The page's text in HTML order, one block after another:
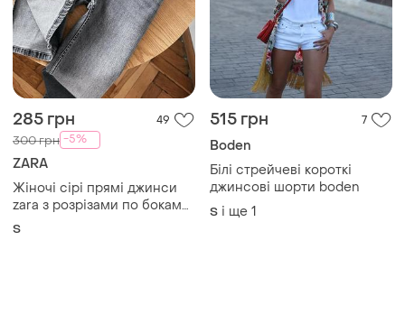
285 грн 49
300 грн -5%
ZARA
Жіночі сірі прямі джинси
zara з розрізами по бокам
та рваностями висока
посадка 36 s
S
515 грн
Boden
Білі стрейчеві короткі
джинсові шорти boden
і ще 1